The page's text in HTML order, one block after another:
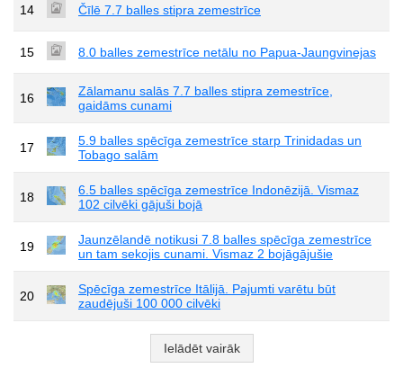
14 Čīlē 7.7 balles stipra zemestrīce
15 8.0 balles zemestrīce netālu no Papua-Jaungvinejas
16
Zālamanu salās 7.7 balles stipra zemestrīce,
gaidāms cunami
17
5.9 balles spēcīga zemestrīce starp Trinidadas un
Tobago salām
18
6.5 balles spēcīga zemestrīce Indonēzijā. Vismaz
102 cilvēki gājuši bojā
19
Jaunzēlandē notikusi 7.8 balles spēcīga zemestrīce
un tam sekojis cunami. Vismaz 2 bojāgājušie
20
Spēcīga zemestrīce Itālijā. Pajumti varētu būt
zaudējuši 100 000 cilvēki
Ielādēt vairāk